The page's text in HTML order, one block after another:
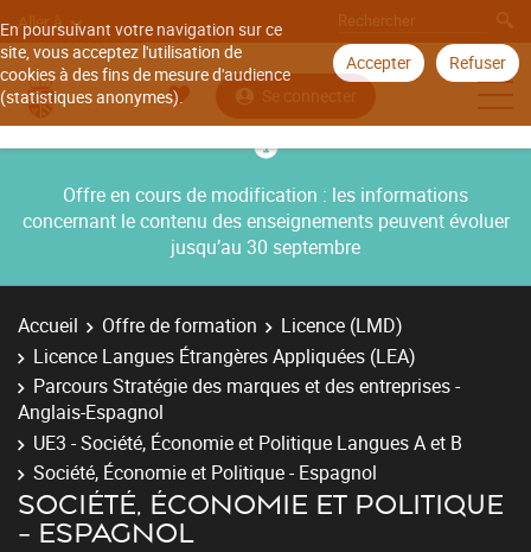
En poursuivant votre navigation sur ce
site, vous acceptez l'utilisation de
cookies à des fins de mesure d'audience
(statistiques anonymes).
Accepter Refuser
Aller à
Se connecter
Offre en cours de modification : les informations
concernant le contenu des enseignements peuvent évoluer
jusqu’au 30 septembre
Accueil Offre de formation
Licence (LMD)
Licence Langues Étrangères Appliquées (LEA)
Parcours Stratégie des marques et des entreprises -
Anglais-Espagnol
UE3 - Société, Économie et Politique Langues A et B
Société, Économie et Politique - Espagnol
SOCIÉTÉ, ÉCONOMIE ET POLITIQUE
- ESPAGNOL